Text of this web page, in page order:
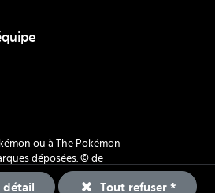
ou à The Pokémon
déposées. © de
détail Tout refuser *